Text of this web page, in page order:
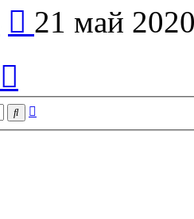
последнему
21 май
Поиск